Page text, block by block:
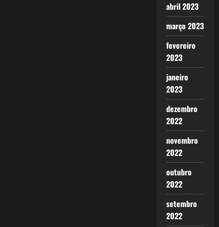
abril 2023
março 2023
fevereiro
2023
janeiro
2023
dezembro
2022
novembro
2022
outubro
2022
setembro
2022